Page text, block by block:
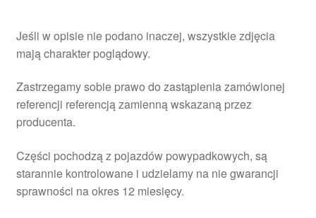
Jeśli w opisie nie podano inaczej, wszystkie zdjęcia
mają charakter poglądowy.
Zastrzegamy sobie prawo do zastąpienia zamówionej
referencji referencją zamienną wskazaną przez
producenta.
Części pochodzą z pojazdów powypadkowych, są
starannie kontrolowane i udzielamy na nie gwarancji
sprawności na okres 12 miesięcy.